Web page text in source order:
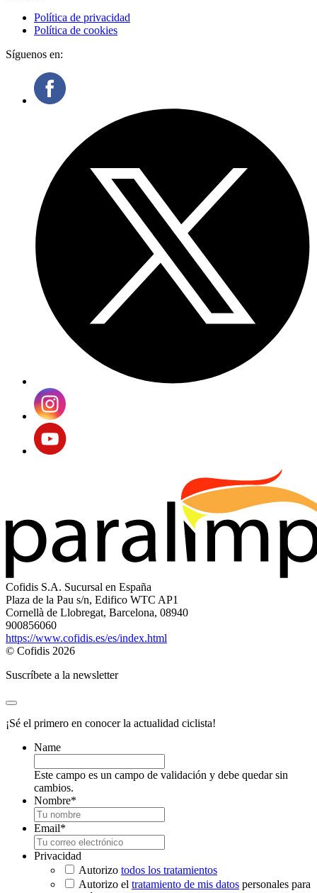
Política de privacidad
Política de cookies
Síguenos en:
Cofidis S.A. Sucursal en España
Plaza de la Pau s/n, Edifico WTC AP1
Cornellà de Llobregat, Barcelona, 08940
900856060
https://www.cofidis.es/es/index.html
© Cofidis 2026
Suscríbete a la newsletter
¡Sé el primero en conocer la actualidad ciclista!
Name
Este campo es un campo de validación y debe quedar sin
cambios.
Nombre*
Email*
Privacidad
Autorizo todos los tratamientos
Autorizo el tratamiento de mis datos personales para